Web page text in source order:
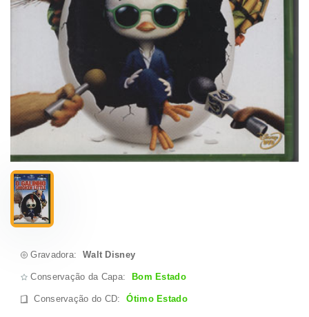
Gravadora: Walt Disney
Conservação da Capa: Bom Estado
Conservação do CD:Ótimo Estado